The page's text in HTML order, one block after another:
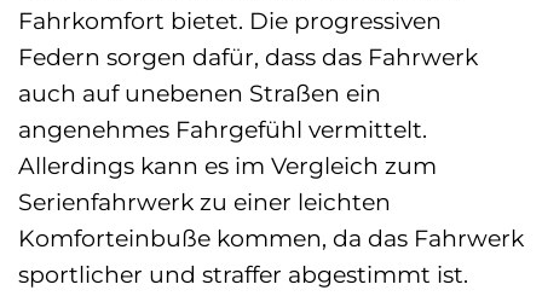
Fahrkomfort bietet. Die progressiven
Federn sorgen dafür, dass das Fahrwerk
auch auf unebenen Straßen ein
angenehmes Fahrgefühl vermittelt.
Allerdings kann es im Vergleich zum
Serienfahrwerk zu einer leichten
Komforteinbuße kommen, da das Fahrwerk
sportlicher und straffer abgestimmt ist.